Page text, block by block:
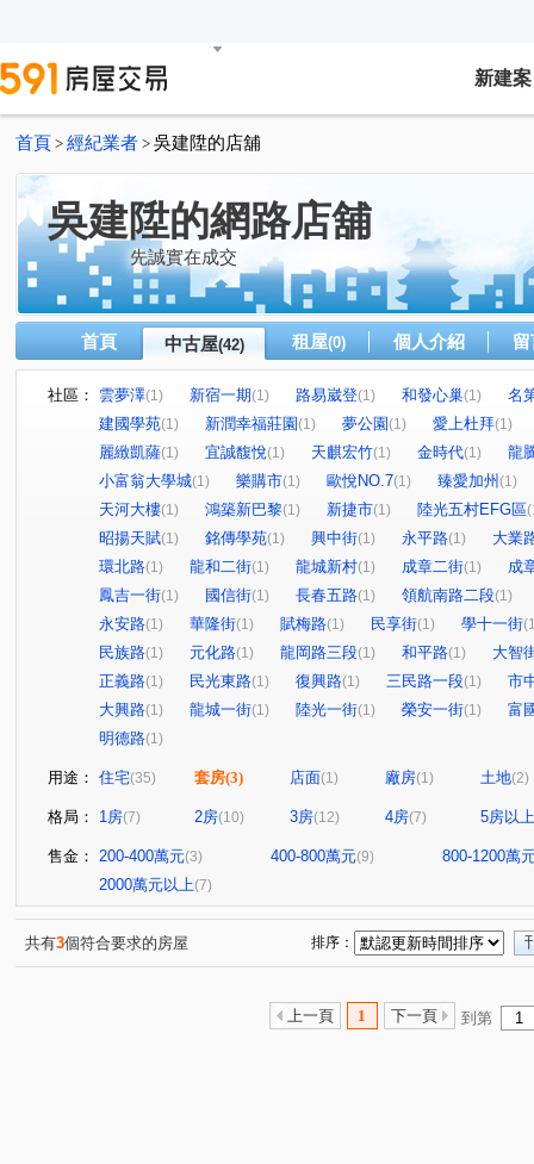
新建案
首頁 > 經紀業者 > 吳建陞的店舖
吳建陞的網路店舖
先誠實在成交
首頁 中古屋(42) 租屋(0) 個人介紹
社區： 雲夢澤(1) 新宿一期(1) 路易崴登(1) 和發心巢(1)
名
建國學苑(1) 新潤幸福莊園(1) 夢公園(1) 愛上杜拜(1)
麗緻凱薩(1) 宜誠馥悅(1) 天麒宏竹(1) 金時代(1)
龍
小富翁大學城(1) 樂購市(1) 歐悅NO.7(1) 臻愛加州 (1)
天河大樓(1) 鴻築新巴黎(1) 新捷市(1) 陸光五村EFG區
昭揚天賦(1) 銘傳學苑(1) 興中街(1) 永平路(1)
大業
環北路(1) 龍和二街(1) 龍城新村(1) 成章二街(1)
成
鳳吉一街(1) 國信街(1) 長春五路(1) 領航南路二段(1)
永安路(1) 華隆街(1) 賦梅路(1) 民享街(1) 學十一街
民族路(1) 元化路(1) 龍岡路三段(1) 和平路(1)
大智
正義路(1) 民光東路(1) 復興路(1) 三民路一段(1)
市
大興路(1) 龍城一街(1) 陸光一街(1) 榮安一街(1)
富
明德路(1)
用途： 住宅(35) 套房(3) 店面(1) 廠房(1) 土地(2)
格局： 1房(7) 2房(10) 3房(12) 4房(7) 5房以上
售金： 200-400萬元(3) 400-800萬元(9)
800-1200萬
2000萬元以上(7)
共有3個符合要求的房屋 排序：
上一頁 1 下一頁 到第